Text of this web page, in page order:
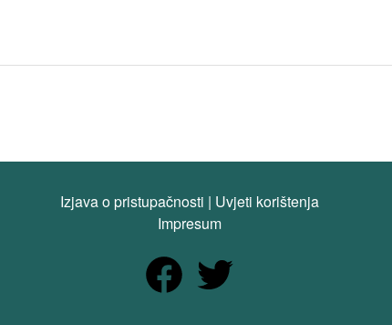
Izjava o pristupačnosti | Uvjeti korištenja
Impresum